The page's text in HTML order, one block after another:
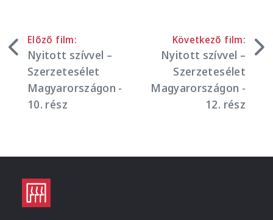
Előző film:
Nyitott szívvel –
Szerzetesélet
Magyarországon -
10. rész
Következő film:
Nyitott szívvel –
Szerzetesélet
Magyarországon -
12. rész